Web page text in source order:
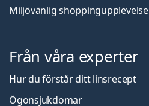
Miljövänlig shoppingupplevelse
Från våra experter
Hur du förstår ditt linsrecept
Ögonsjukdomar